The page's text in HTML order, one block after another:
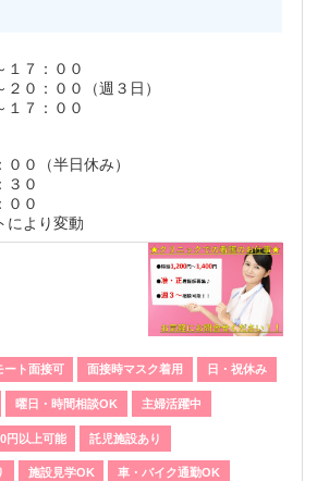
７：００
０：００（週３日）
７：００
０（半日休み）
３０
００
により変動
ート面接可 面接時マスク着用 日・祝休み
曜日・時間相談OK 主婦活躍中
円以上可能 託児施設あり
施設見学OK 車・バイク通勤OK